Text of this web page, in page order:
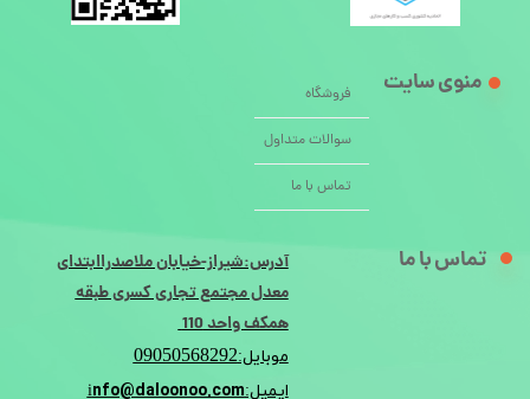
فروشگاه
سوالات متداول
تماس با ما
منوی سایت
تماس با ما
آدرس:شیراز-خیابان ملاصدراابتدای
معدل مجتمع تجاری کسری طبقه
همکف واحد 110
موبایل:09050568292
ایمیل:info@daloonoo.com